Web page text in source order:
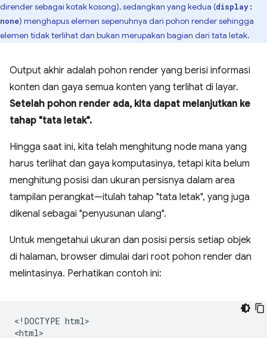
dirender sebagai kotak kosong), sedangkan yang kedua (display:
none) menghapus elemen sepenuhnya dari pohon render sehingga
elemen tidak terlihat dan bukan merupakan bagian dari tata letak.
Output akhir adalah pohon render yang berisi informasi
konten dan gaya semua konten yang terlihat di layar.
Setelah pohon render ada, kita dapat melanjutkan ke
tahap "tata letak".
Hingga saat ini, kita telah menghitung node mana yang
harus terlihat dan gaya komputasinya, tetapi kita belum
menghitung posisi dan ukuran persisnya dalam area
tampilan perangkat—itulah tahap "tata letak", yang juga
dikenal sebagai "penyusunan ulang".
Untuk mengetahui ukuran dan posisi persis setiap objek
di halaman, browser dimulai dari root pohon render dan
melintasinya. Perhatikan contoh ini:
<!DOCTYPE html>
<html>